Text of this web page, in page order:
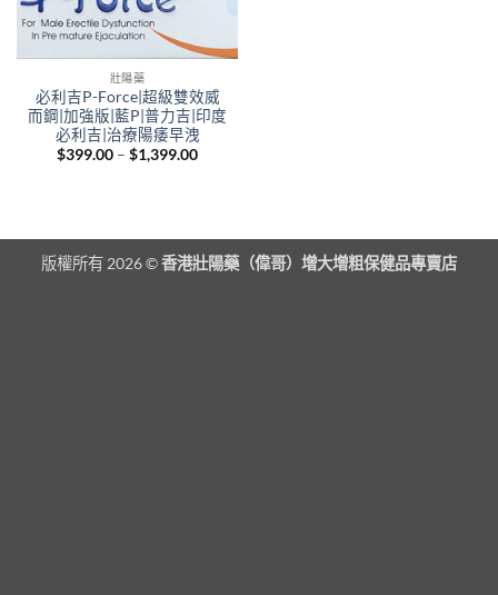
壯陽藥
必利吉P-Force|超級雙效威
而鋼|加強版|藍P|普力吉|印度
必利吉|治療陽痿早洩
$399.00 – $1,399.00Price
版權所有 2026 ©香港壯陽藥（偉哥）增大增粗保健品專賣店